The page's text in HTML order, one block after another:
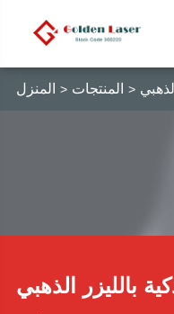
بالليزر الذهبي
المنزل المنتجات